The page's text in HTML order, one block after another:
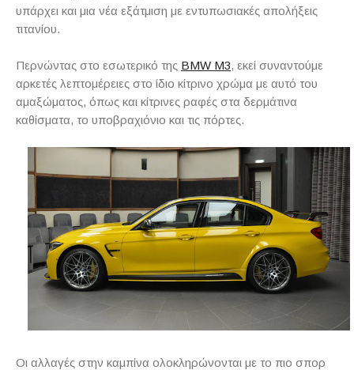
υπάρχει και μια νέα εξάτμιση με εντυπωσιακές απολήξεις
τιτανίου.
Περνώντας στο εσωτερικό της BMW M3, εκεί συναντούμε
αρκετές λεπτομέρειες στο ίδιο κίτρινο χρώμα με αυτό του
αμαξώματος, όπως και κίτρινες ραφές στα δερμάτινα
καθίσματα, το υποβραχιόνιο και τις πόρτες.
Οι αλλαγές στην καμπίνα ολοκληρώνονται με το πιο σπορ